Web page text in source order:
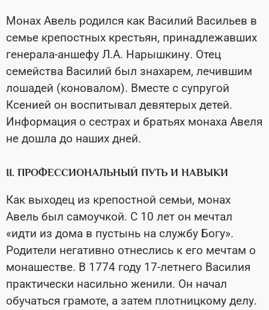
Монах Авель родился как Василий Васильев в
семье крепостных крестьян, принадлежавших
генерала-аншефу Л.А. Нарышкину. Отец
семейства Василий был знахарем, лечившим
лошадей (коновалом). Вместе с супругой
Ксенией он воспитывал девятерых детей.
Информация о сестрах и братьях монаха Авеля
не дошла до наших дней.
II. ПРОФЕССИОНАЛЬНЫЙ ПУТЬ И НАВЫКИ
Как выходец из крепостной семьи, монах
Авель был самоучкой. С 10 лет он мечтал
«идти из дома в пустынь на службу Богу».
Родители негативно отнеслись к его мечтам о
монашестве. В 1774 году 17-летнего Василия
практически насильно женили. Он начал
обучаться грамоте, а затем плотницкому делу.